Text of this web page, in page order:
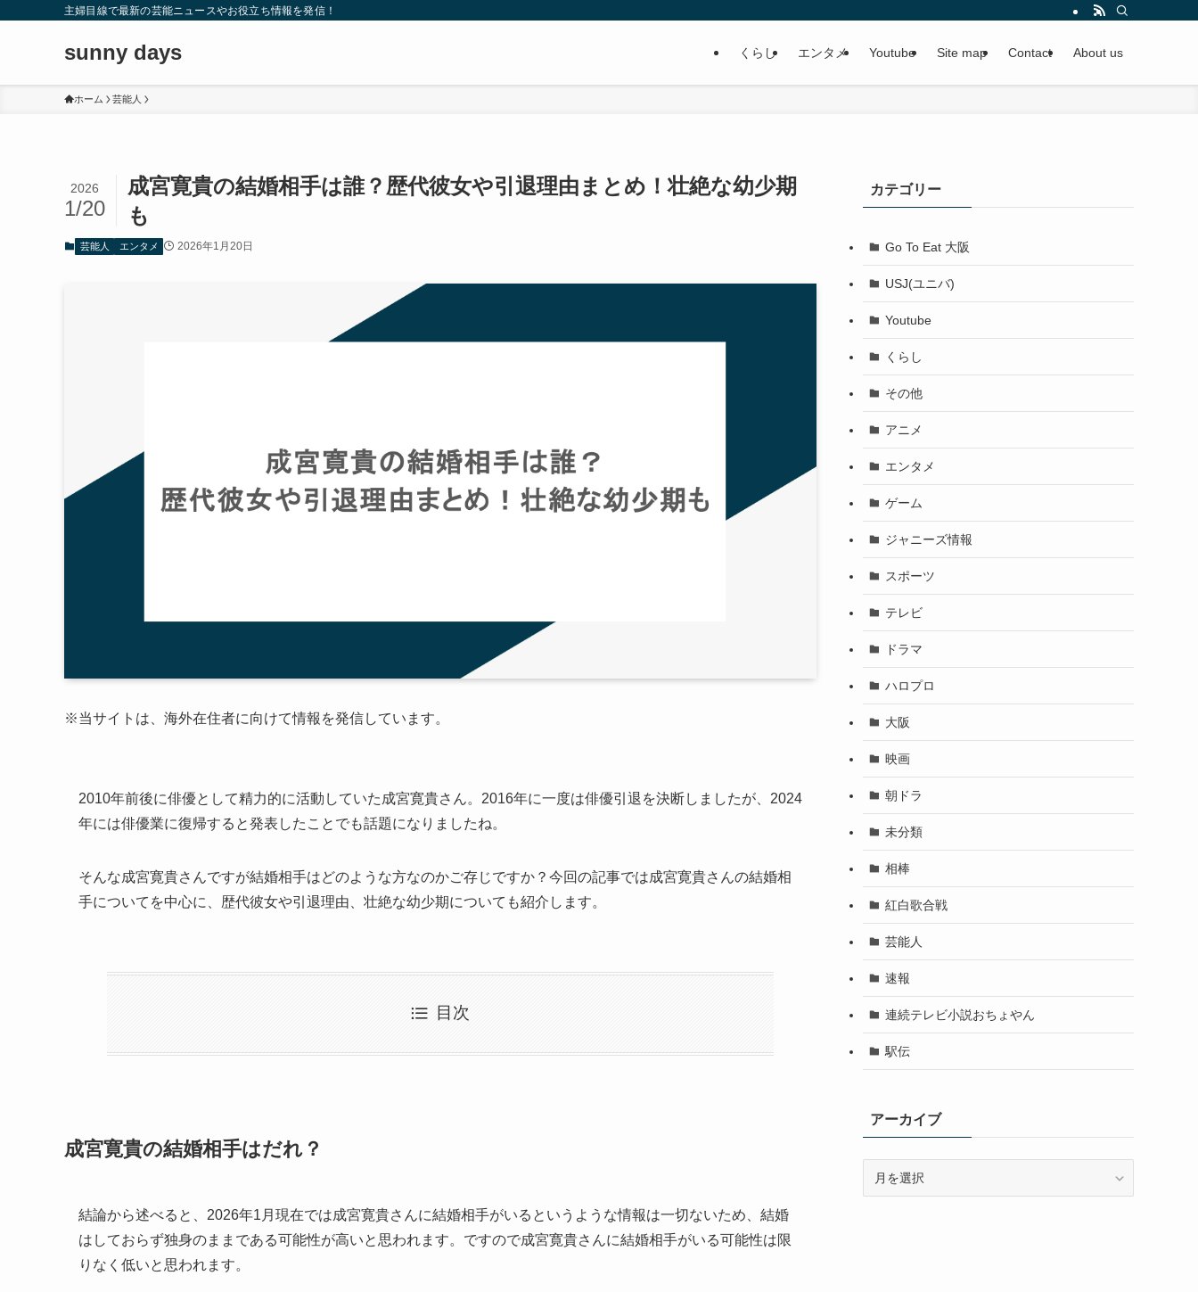
主婦目線で最新の芸能ニュースやお役立ち情報を発信！
sunny days くらし エンタメ Youtube Site map Contact About us
ホーム 芸能人
成宮寛貴の結婚相手は誰？歴代彼女や引退理由まとめ！壮絶な幼少期
も
2026
1/20
芸能人 エンタメ 2026年1月20日
※当サイトは、海外在住者に向けて情報を発信しています。
2010年前後に俳優として精力的に活動していた成宮寛貴さん。2016年に一度は俳優引退を決断しましたが、2024
年には俳優業に復帰すると発表したことでも話題になりましたね。
そんな成宮寛貴さんですが結婚相手はどのような方なのかご存じですか？今回の記事では成宮寛貴さんの結婚相
手についてを中心に、歴代彼女や引退理由、壮絶な幼少期についても紹介します。
目次
成宮寛貴の結婚相手はだれ？
結論から述べると、2026年1月現在では成宮寛貴さんに結婚相手がいるというような情報は一切ないため、結婚
はしておらず独身のままである可能性が高いと思われます。ですので成宮寛貴さんに結婚相手がいる可能性は限
りなく低いと思われます。
カテゴリー
Go To Eat 大阪
USJ(ユニバ)
Youtube
くらし
その他
アニメ
エンタメ
ゲーム
ジャニーズ情報
スポーツ
テレビ
ドラマ
ハロプロ
大阪
映画
朝ドラ
未分類
相棒
紅白歌合戦
芸能人
速報
連続テレビ小説おちょやん
駅伝
アーカイブ